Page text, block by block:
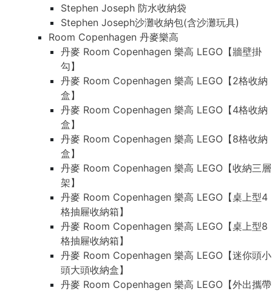
Stephen Joseph 防水收納袋
Stephen Joseph沙灘收納包(含沙灘玩具)
Room Copenhagen 丹麥樂高
丹麥 Room Copenhagen 樂高 LEGO【牆壁掛
勾】
丹麥 Room Copenhagen 樂高 LEGO【2格收納
盒】
丹麥 Room Copenhagen 樂高 LEGO【4格收納
盒】
丹麥 Room Copenhagen 樂高 LEGO【8格收納
盒】
丹麥 Room Copenhagen 樂高 LEGO【收納三層
架】
丹麥 Room Copenhagen 樂高 LEGO【桌上型4
格抽屜收納箱】
丹麥 Room Copenhagen 樂高 LEGO【桌上型8
格抽屜收納箱】
丹麥 Room Copenhagen 樂高 LEGO【迷你頭小
頭大頭收納盒】
丹麥 Room Copenhagen 樂高 LEGO【外出攜帶